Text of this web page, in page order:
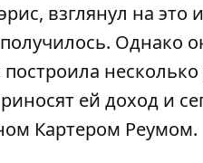
взглянул на это
Однако
ей доход и
Картером Реумом.